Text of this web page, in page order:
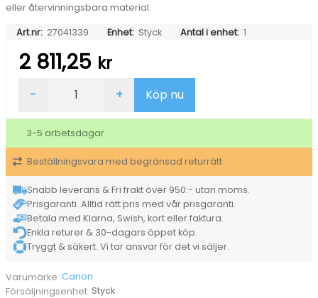
eller återvinningsbara material.
Art.nr: 27041339 Enhet: Styck Antal i enhet: 1
2 811,25 kr
Canon
mängd
- + Köp nu
3-5 arbetsdagar
Beställningsvara med begränsad returrätt
Snabb leverans & Fri frakt över 950:- utan moms.
Prisgaranti. Alltid rätt pris med vår prisgaranti.
Betala med Klarna, Swish, kort eller faktura.
Enkla returer & 30-dagars öppet köp.
Tryggt & säkert. Vi tar ansvar för det vi säljer.
Varumärke Canon
Försäljningsenhet Styck